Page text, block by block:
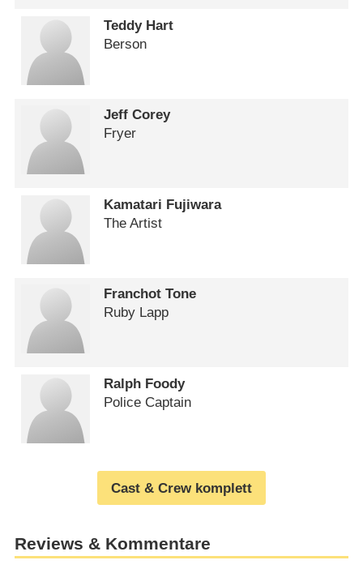
Teddy Hart
Berson
Jeff Corey
Fryer
Kamatari Fujiwara
The Artist
Franchot Tone
Ruby Lapp
Ralph Foody
Police Captain
Cast & Crew komplett
Reviews & Kommentare